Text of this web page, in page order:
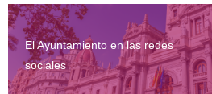
El Ayuntamiento en las redes
sociales